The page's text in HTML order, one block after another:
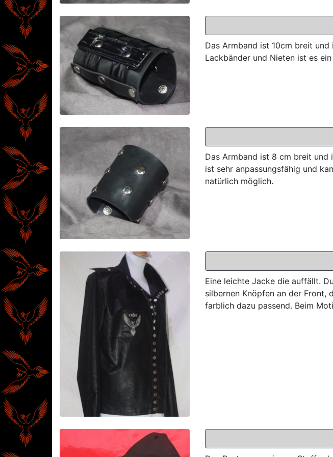
Das Armband ist 10cm breit
Lackbänder und Nieten ist es
Das Armband ist 8 cm breit und
ist sehr anpassungsfähig und
natürlich möglich.
Eine leichte Jacke die auffällt.
silbernen Knöpfen an der Front,
farblich dazu passend. Beim